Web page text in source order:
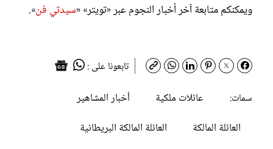
ويمكنكم متابعة آخر أخبار النجوم عبر «تويتر» «سيدتي فن».
تابعونا على :
سمات:
عائلات ملكية
أخبار المشاهير
العائلة المالكة
العائلة المالكة البريطانية